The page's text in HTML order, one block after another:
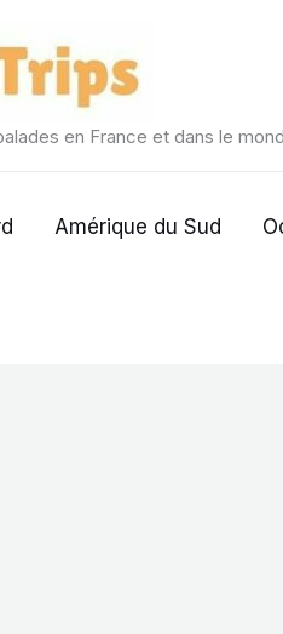
en France et dans le
Amérique du Sud